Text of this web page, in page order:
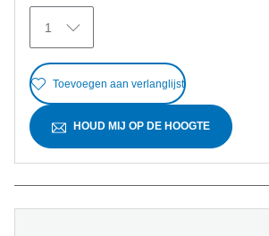
30
beoordelingen
1
Toevoegen aan verlanglijst
HOUD MIJ OP DE HOOGTE